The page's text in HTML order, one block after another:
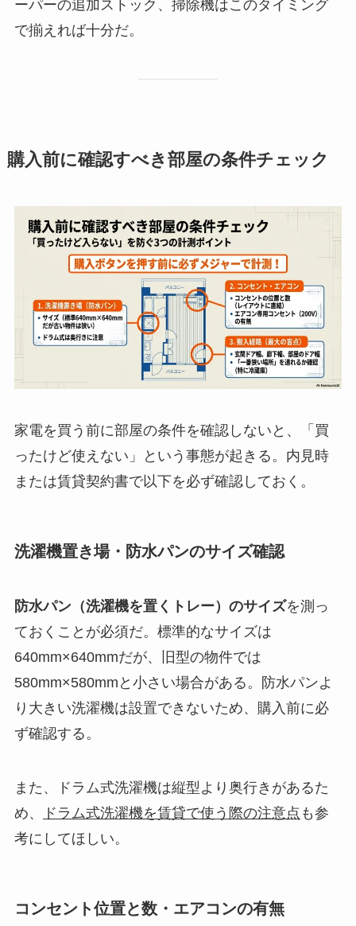
ーパーの追加ストック、掃除機はこのタイミング
で揃えれば十分だ。
購入前に確認すべき部屋の条件チェック
家電を買う前に部屋の条件を確認しないと、「買
ったけど使えない」という事態が起きる。内見時
または賃貸契約書で以下を必ず確認しておく。
洗濯機置き場・防水パンのサイズ確認
防水パン（洗濯機を置くトレー）のサイズを測っ
ておくことが必須だ。標準的なサイズは
640mm×640mmだが、旧型の物件では
580mm×580mmと小さい場合がある。防水パンよ
り大きい洗濯機は設置できないため、購入前に必
ず確認する。
また、ドラム式洗濯機は縦型より奥行きがあるた
め、
ドラム式洗濯機を賃貸で使う際の注意点 も参
考にしてほしい。
コンセント位置と数・エアコンの有無